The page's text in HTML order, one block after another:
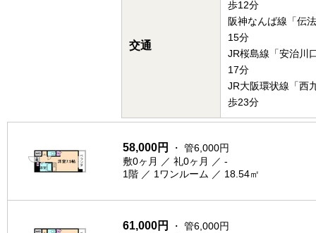
交通
歩12分
阪神なんば線「伝
15分
JR桜島線「安治川
17分
JR大阪環状線「西
歩23分
58,000円
・ 管6,000円
敷0ヶ月 ／ 礼0ヶ月 ／ -
1階 ／ 1ワンルーム ／ 18.54㎡
61,000円
・ 管6,000円